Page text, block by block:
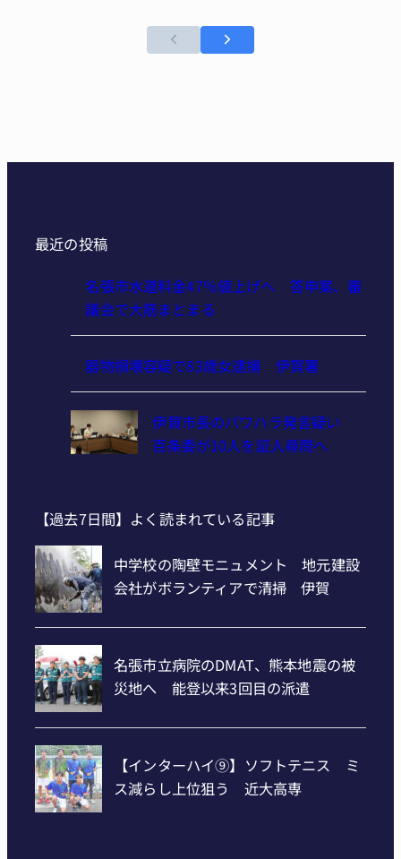
最近の投稿
名張市水道料金47％値上げへ 答申案、審
議会で大筋まとまる
器物損壊容疑で83歳女逮捕 伊賀署
伊賀市長のパワハラ発言疑い
百条委が10人を証人尋問へ
【過去7日間】よく読まれている記事